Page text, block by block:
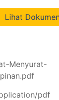
Lihat
Menyurat-
pdf